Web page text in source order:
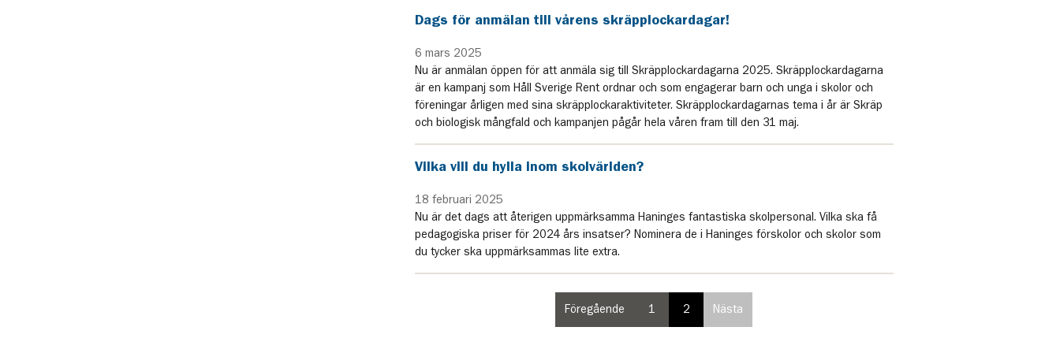
Dags för anmälan till vårens skräpplockardagar!
6 mars 2025
Nu är anmälan öppen för att anmäla sig till Skräpplockardagarna 2025. Skräpplockardagarna
är en kampanj som Håll Sverige Rent ordnar och som engagerar barn och unga i skolor och
föreningar årligen med sina skräpplockaraktiviteter. Skräpplockardagarnas tema i år är Skräp
och biologisk mångfald och kampanjen pågår hela våren fram till den 31 maj.
Vilka vill du hylla inom skolvärlden?
18 februari 2025
Nu är det dags att återigen uppmärksamma Haninges fantastiska skolpersonal. Vilka ska få
pedagogiska priser för 2024 års insatser? Nominera de i Haninges förskolor och skolor som
du tycker ska uppmärksammas lite extra.
Föregående
sida
i
paginering
sida
1
paginering
sida
2 Nästa
sida
i